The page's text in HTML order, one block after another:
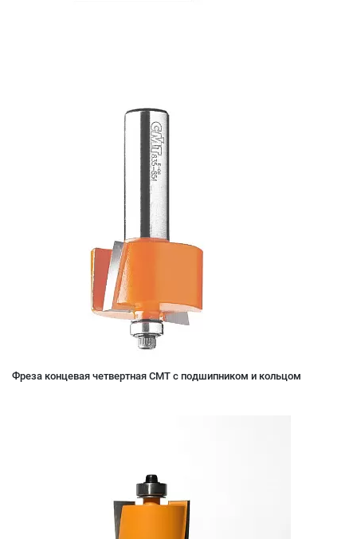
Фреза концевая четвертная CMT с подшипником и кольцом